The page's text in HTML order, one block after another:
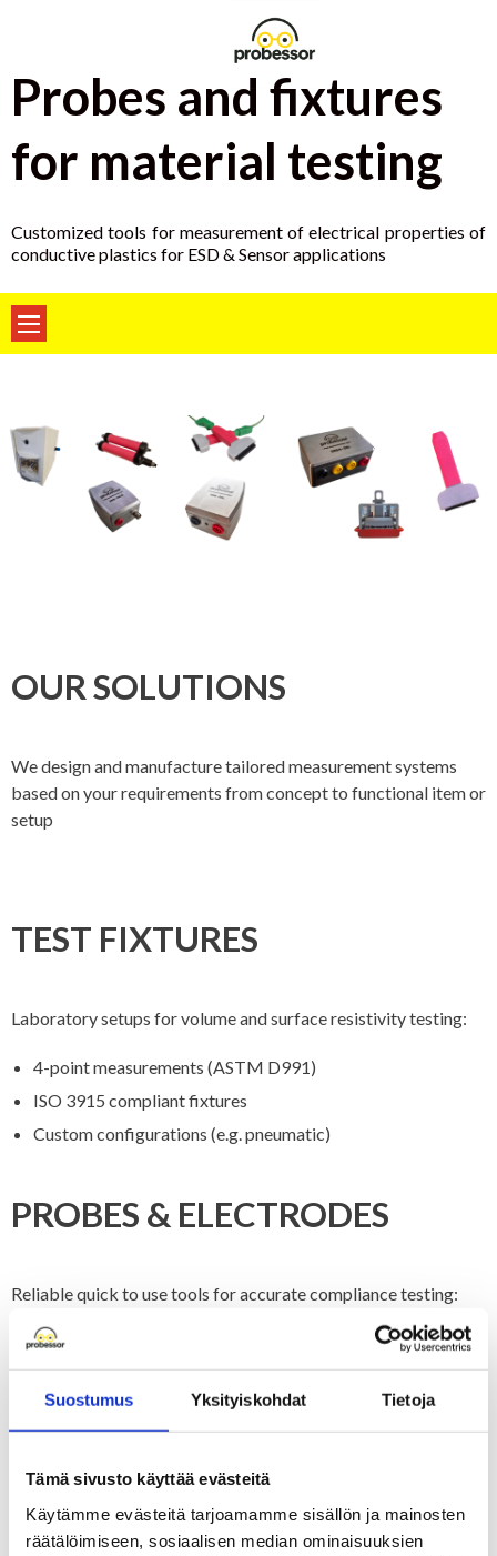
Suostumus Yksityiskohdat Tietoja
Tämä sivusto käyttää evästeitä
Käytämme evästeitä tarjoamamme sisällön ja mainosten
räätälöimiseen, sosiaalisen median ominaisuuksien
Probes and fixtures
for material testing
Customized tools for measurement of electrical properties of
conductive plastics for ESD & Sensor applications
OUR SOLUTIONS
We design and manufacture tailored measurement systems
based on your requirements from concept to functional item or
setup
TEST FIXTURES
Laboratory setups for volume and surface resistivity testing:
4-point measurements (ASTM D991)
ISO 3915 compliant fixtures
Custom configurations (e.g. pneumatic)
PROBES & ELECTRODES
Reliable quick to use tools for accurate compliance testing:
Surface resistance bar electrodes (SRB)
Miniature probes for hard to measure objects
Van der Pauw & 4-bar electrodes (SRB4)
APPLICATIONS